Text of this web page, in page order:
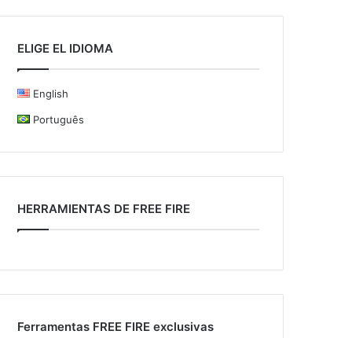
ELIGE EL IDIOMA
English
Português
HERRAMIENTAS DE FREE FIRE
Ferramentas FREE FIRE exclusivas